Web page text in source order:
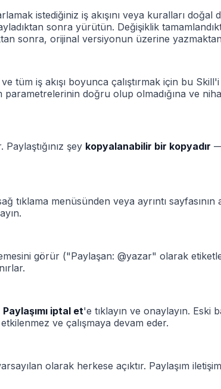
istediğiniz iş akışını veya kuralları
sonra yürütün. Değişiklik
sonra, orijinal versiyonun üzerine
tüm iş akışı boyunca çalıştırmak için bu
parametrelerinin doğru olup olmadığına ve
şey kopyalanabilir bir kopyadır
tıklama menüsünden veya ayrıntı
görür ("Paylaşan: @yazar" olarak
Paylaşımı iptal et'e tıklayın ve onaylayın.
ve çalışmaya devam eder.
olarak herkese açıktır. Paylaşım